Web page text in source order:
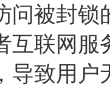
问被封锁
互联网
导致用户